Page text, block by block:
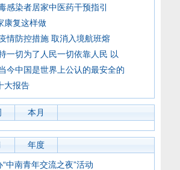
感染者居家中医药干预指引
康复这样做
情防控措施 取消入境航班熔
一切为了人民一切依靠人民 以
今中国是世界上公认的最安全的
大报告
本月
年度
中南青年交流之夜”活动